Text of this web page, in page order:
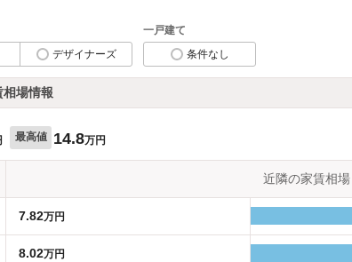
デザイナーズ
一戸建て
条件なし
場情報
最高値 14.8万円
近隣の家賃相場
7.82万円
8.02万円